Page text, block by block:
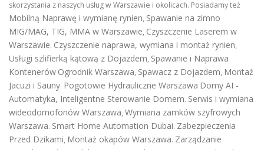
skorzystania z naszych usług w Warszawie i okolicach. Posiadamy też
Mobilną Naprawę i wymianę rynien, Spawanie na zimno
MIG/MAG, TIG, MMA w Warszawie, Czyszczenie Laserem w
Warszawie. Czyszczenie naprawa, wymiana i montaż rynien,
Usługi szlifierką kątową z Dojazdem, Spawanie i Naprawa
Kontenerów Ogrodnik Warszawa, Spawacz z Dojazdem, Montaż
Jacuzi i Sauny. Pogotowie Hydrauliczne Warszawa Domy AI -
Automatyka, Inteligentne Sterowanie Domem. Serwis i wymiana
wideodomofonów Warszawa, Wymiana zamków szyfrowych
Warszawa. Smart Home Automation Dubai. Zabezpieczenia
Przed Dzikami, Montaż okapów Warszawa. Zarządzanie